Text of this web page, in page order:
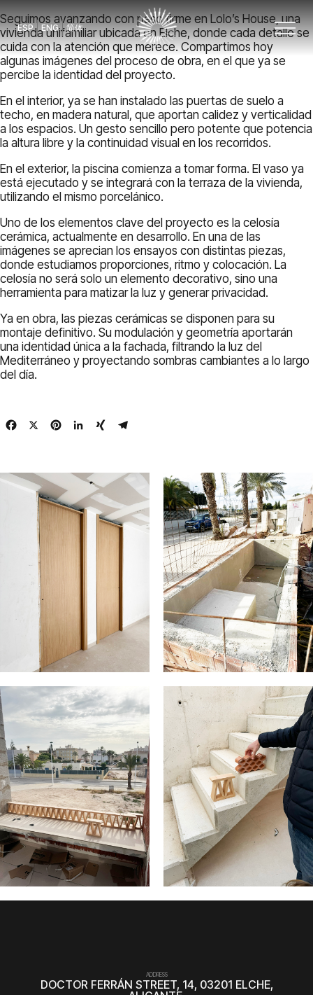
ESP ENG 简体
Seguimos avanzando con paso firme en Lolo’s House, una
vivienda unifamiliar ubicada en Elche, donde cada detalle se
cuida con la atención que merece. Compartimos hoy
algunas imágenes del proceso de obra, en el que ya se
percibe la identidad del proyecto.
En el interior, ya se han instalado las puertas de suelo a
techo, en madera natural, que aportan calidez y verticalidad
a los espacios. Un gesto sencillo pero potente que potencia
la altura libre y la continuidad visual en los recorridos.
En el exterior, la piscina comienza a tomar forma. El vaso ya
está ejecutado y se integrará con la terraza de la vivienda,
utilizando el mismo porcelánico.
Uno de los elementos clave del proyecto es la celosía
cerámica, actualmente en desarrollo. En una de las
imágenes se aprecian los ensayos con distintas piezas,
donde estudiamos proporciones, ritmo y colocación. La
celosía no será solo un elemento decorativo, sino una
herramienta para matizar la luz y generar privacidad.
Ya en obra, las piezas cerámicas se disponen para su
montaje definitivo. Su modulación y geometría aportarán
una identidad única a la fachada, filtrando la luz del
Mediterráneo y proyectando sombras cambiantes a lo largo
del día.
Facebook PinterestLinkedIn
XING
ADDRESS
DOCTOR FERRÁN STREET, 14, 03201 ELCHE,